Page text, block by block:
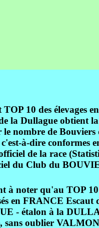
10 des élevages en
la Dullague obtient la
nombre de Bouviers
à-dire conformes
de la race
du Club du
noter qu'au TOP 10
en FRANCE Escaut
- étalon à la
sans oublier